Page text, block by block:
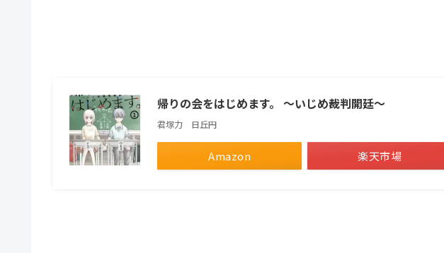
帰りの会をはじめます。 〜いじめ裁判開廷〜
君塚力 日丘円
Amazon 楽天市場